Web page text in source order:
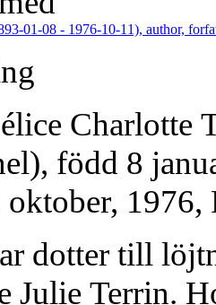
01-08 - 1976-10-11), author,
Charlotte
född 8
1976,
dotter till
Julie Terrin.